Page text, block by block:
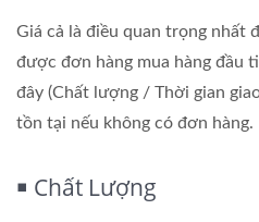
Giá cả là điều quan trọng nhất
được đơn hàng mua hàng đầu
đây (Chất lượng / Thời gian
tồn tại nếu không có đơn hàng.
￭ Chất Lượng